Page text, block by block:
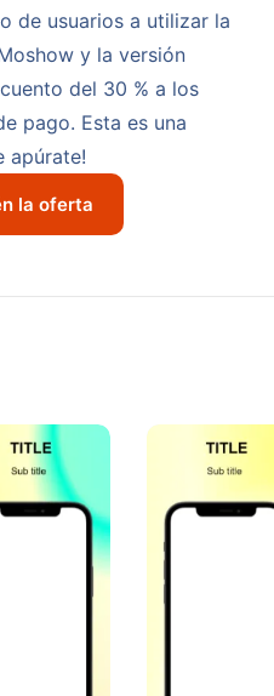
de usuarios a utilizar la
y la versión
del 30 % a los
pago. Esta es una
apúrate!
la oferta